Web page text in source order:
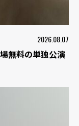
2026.08.07
無料の単独公演